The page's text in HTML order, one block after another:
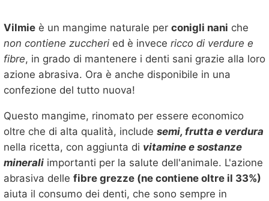
Vilmie è un mangime naturale per conigli nani che
non contiene zuccheri ed è invece ricco di verdure e
fibre, in grado di mantenere i denti sani grazie alla loro
azione abrasiva. Ora è anche disponibile in una
confezione del tutto nuova!
Questo mangime, rinomato per essere economico
oltre che di alta qualità, include semi, frutta e verdura
nella ricetta, con aggiunta di vitamine e sostanze
minerali importanti per la salute dell'animale. L'azione
abrasiva delle fibre grezze (ne contiene oltre il 33%)
aiuta il consumo dei denti, che sono sempre in